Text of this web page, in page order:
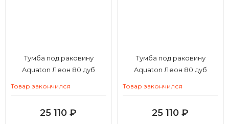
Тумба под раковину
Aquaton Леон 80 дуб
Товар закончился
25 110 ₽
Тумба под раковину
Aquaton Леон 80 дуб
Товар закончился
25 110 ₽